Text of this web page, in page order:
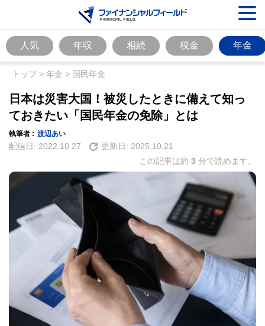
人気 年収 相続 税金 年金
トップ> 年金 > 国民年金
日本は災害大国！被災したときに備えて知っ
ておきたい「国民年金の免除」とは
執筆者 : 渡辺あい
配信日: 2022.10.27 更新日: 2025.10.21
この記事は約 3 分で読めます。